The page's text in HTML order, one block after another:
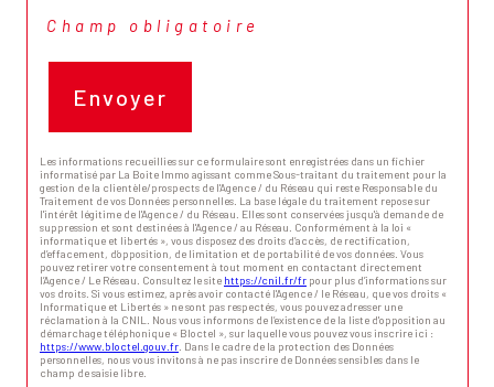
* Champ obligatoire
Envoyer
Les informations recueillies sur ce formulaire sont enregistrées dans un fichier
informatisé par La Boite Immo agissant comme Sous-traitant du traitement pour la
gestion de la clientèle/prospects de l'Agence / du Réseau qui reste Responsable du
Traitement de vos Données personnelles. La base légale du traitement repose sur
l'intérêt légitime de l'Agence / du Réseau. Elles sont conservées jusqu'à demande de
suppression et sont destinées à l'Agence / au Réseau. Conformément à la loi «
informatique et libertés », vous disposez des droits d’accès, de rectification,
d’effacement, d’opposition, de limitation et de portabilité de vos données. Vous
pouvez retirer votre consentement à tout moment en contactant directement
l’Agence / Le Réseau. Consultez le site https://cnil.fr/fr pour plus d’informations sur
vos droits. Si vous estimez, après avoir contacté l'Agence / le Réseau, que vos droits «
Informatique et Libertés » ne sont pas respectés, vous pouvez adresser une
réclamation à la CNIL. Nous vous informons de l’existence de la liste d'opposition au
démarchage téléphonique « Bloctel », sur laquelle vous pouvez vous inscrire ici :
https://www.bloctel.gouv.fr . Dans le cadre de la protection des Données
personnelles, nous vous invitons à ne pas inscrire de Données sensibles dans le
champ de saisie libre.